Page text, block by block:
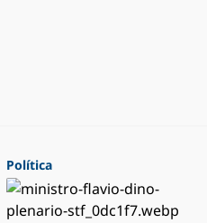
Política